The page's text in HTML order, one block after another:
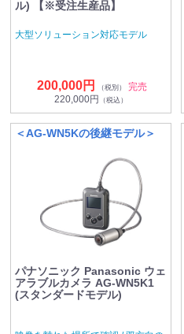
ル) 【※受注生産品】
大型ソリューション対応モデル
200,000円 （税別）
完売
220,000円 （税込）
＜AG-WN5Kの後継モデル＞
パナソニック Panasonic ウェ
アラブルカメラ AG-WN5K1
(スタンダードモデル)